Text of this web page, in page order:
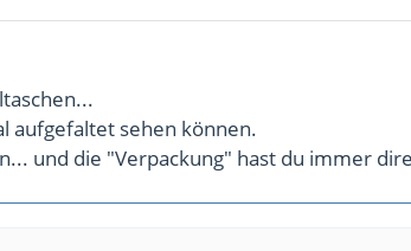
aufgefaltet sehen können.
und die "Verpackung" hast du immer